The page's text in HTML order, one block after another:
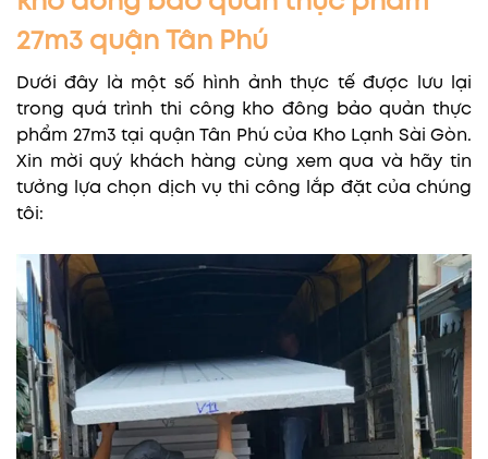
27m3 quận Tân Phú
Dưới đây là một số hình ảnh thực tế được lưu lại
trong quá trình thi công kho đông bảo quản thực
phẩm 27m3 tại quận Tân Phú của Kho Lạnh Sài Gòn.
Xin mời quý khách hàng cùng xem qua và hãy tin
tưởng lựa chọn dịch vụ thi công lắp đặt của chúng
tôi: